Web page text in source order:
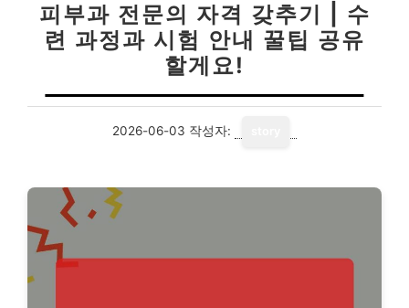
피부과 전문의 자격 갖추기 | 수
련 과정과 시험 안내 꿀팁 공유
할게요!
2026-06-03 작성자: